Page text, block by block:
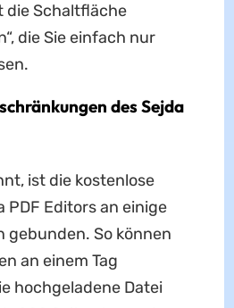
die Schaltfläche
die Sie einfach nur
des Sejda
ist die kostenlose
PDF Editors an einige
gebunden. So können
an einem Tag
hochgeladene Datei